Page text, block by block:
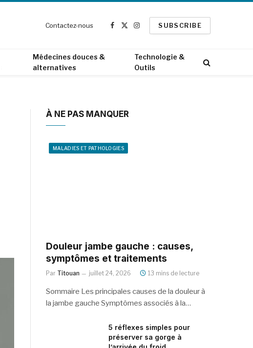
Contactez-nous
Facebook
X
Instagram
SUBSCRIBE
Médecines douces &
alternatives
Technologie &
Outils
À NE PAS MANQUER
MALADIES ET PATHOLOGIES
Douleur jambe gauche : causes,
symptômes et traitements
Par Titouan juillet 24, 2026 13 mins de lecture
Sommaire Les principales causes de la douleur à
la jambe gauche Symptômes associés à la…
5 réflexes simples pour
préserver sa gorge à